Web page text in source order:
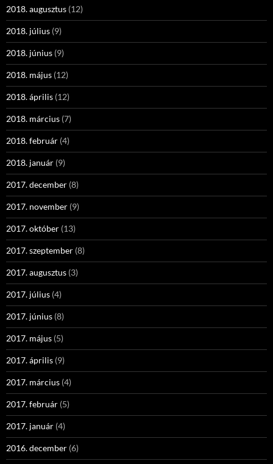
2018. augusztus (12)
2018. július (9)
2018. június (9)
2018. május (12)
2018. április (12)
2018. március (7)
2018. február (4)
2018. január (9)
2017. december (8)
2017. november (9)
2017. október (13)
2017. szeptember (8)
2017. augusztus (3)
2017. július (4)
2017. június (8)
2017. május (5)
2017. április (9)
2017. március (4)
2017. február (5)
2017. január (4)
2016. december (6)